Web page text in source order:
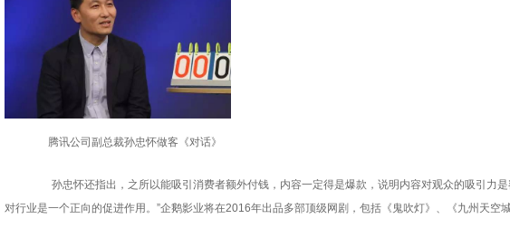
腾讯公司副总裁孙忠怀做客《对话》
孙忠怀还指出，之所以能吸引消费者额外付钱，内容一定得是爆款，说明内容对观众的吸引力
对行业是一个正向的促进作用。”企鹅影业将在2016年出品多部顶级网剧，包括《鬼吹灯》、《九州天